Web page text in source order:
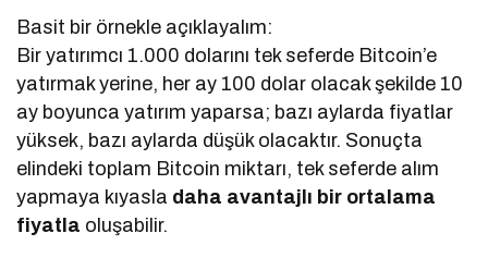
Basit bir örnekle açıklayalım:
Bir yatırımcı 1.000 dolarını tek seferde Bitcoin’e
yatırmak yerine, her ay 100 dolar olacak şekilde 10
ay boyunca yatırım yaparsa; bazı aylarda fiyatlar
yüksek, bazı aylarda düşük olacaktır. Sonuçta
elindeki toplam Bitcoin miktarı, tek seferde alım
yapmaya kıyasla daha avantajlı bir ortalama
fiyatla oluşabilir.